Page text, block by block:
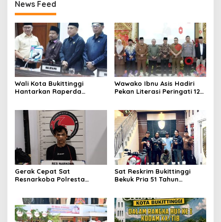
News Feed
Wali Kota Bukittinggi
Hantarkan Raperda
Wawako Ibnu Asis Hadiri
Pekan Literasi Peringati 124
Gerak Cepat Sat
Resnarkoba Polresta
Sat Reskrim Bukittinggi
Bekuk Pria 51 Tahun